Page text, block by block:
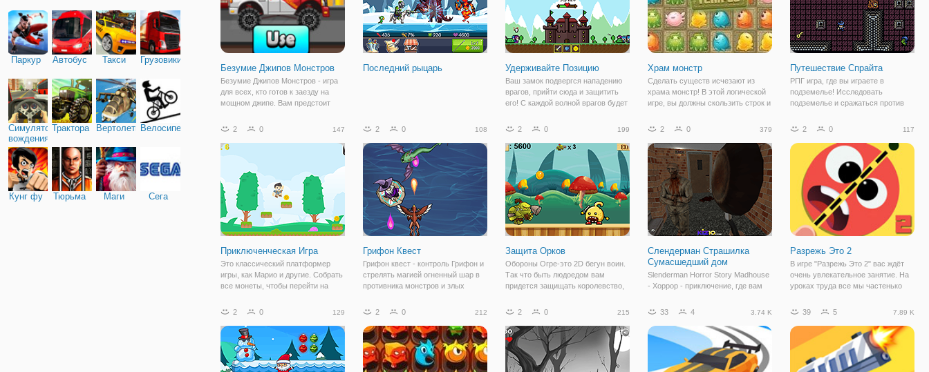
Паркур Автобус Такси Грузовики
Симулятор
вождения
Трактора ВертолетыВелосипед
Кунг фу Тюрьма Маги Сега
Безумие Джипов Монстров
Безумие Джипов Монстров - игра
для всех, кто готов к заезду на
мощном джипе. Вам предстоит
до финиша. Таким большим
Особенно при езде по разным
Последний рыцарь Удерживайте Позицию
Ваш замок подвергся нападению
врагов, прийти сюда и защитить
его! С каждой волной врагов будет
конечном итоге вы проиграете. Но
вы играете в эту игру, вы можете
Храм монстр
Сделать существ исчезают из
храма монстр! В этой логической
игре, вы должны скользить строк и
выстраиваются 3 одинаковых
зеленые квадраты. Строки и
шкафчики колонки
Путешествие Спрайта
РПГ игра, где вы играете в
подземелье! Исследовать
подземелье и сражаться против
им убить тебя или тебе придется
вы выжить здесь, несмотря ни на
что? Удачи!
2 0 147
Приключенческая Игра
Это классический платформер
игры, как Марио и другие. Собрать
все монеты, чтобы перейти на
розовый монстр, чтобы убить их,
2 0 108
Грифон Квест
Грифон квест - контроль Грифон и
стрелять магией огненный шар в
противника монстров и злых
2 0 199
Защита Орков
Обороны Огре-это 2D бегун воин.
Так что быть людоедом вам
придется защищать королевство,
Существует два типа
мощность бомбы после сбора, что
все монеты будут идти в
2 0 379
Слендерман Страшилка
Сумасшедший дом
Slenderman Horror Story Madhouse
- Хоррор - приключение, где вам
сбежать из этого здания. Вы вот-
захватывающем приключении
ужасов. Решайте головоломки и
сражайтесь со
2 0 117
Разрежь Это 2
В игре "Разрежь Это 2" вас ждёт
очень увлекательное занятие. На
уроках труда все мы частенько
потом их надо было склеивать и
забавная фигурка. Но сейчас всё
2 0 129 2 0 212 2 0 215 33 4 3.74 K 39 5 7.89 K